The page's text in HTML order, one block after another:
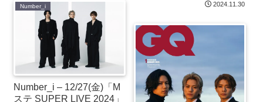
2024.11.30
Number_i
Number_i – 12/27(金)「M
ステ SUPER LIVE 2024」